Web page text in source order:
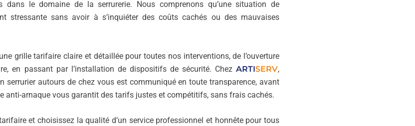
dans le domaine de la serrurerie. Nous comprenons qu’une situation de
stressante sans avoir à s’inquiéter des coûts cachés ou des mauvaises
grille tarifaire claire et détaillée pour toutes nos interventions, de l’ouverture
en passant par l’installation de dispositifs de sécurité. Chez ARTISERV,
serrurier autours de chez vous est communiqué en toute transparence, avant
anti-arnaque vous garantit des tarifs justes et compétitifs, sans frais cachés.
et choisissez la qualité d’un service professionnel et honnête pour tous